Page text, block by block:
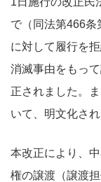
で（同法第466条
に対して履行を
消滅事由をもっ
正されました。
いて、明文化さ
本改正により、
権の譲渡（譲渡